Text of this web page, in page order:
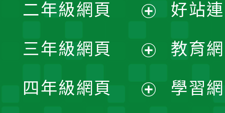
開
選
單
二年級網頁
開
選
三年級網頁
開
四年級網頁
好站
教育
學習